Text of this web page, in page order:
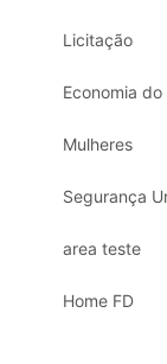
Licitação
Economia do
Mulheres
Segurança
area teste
Home FD